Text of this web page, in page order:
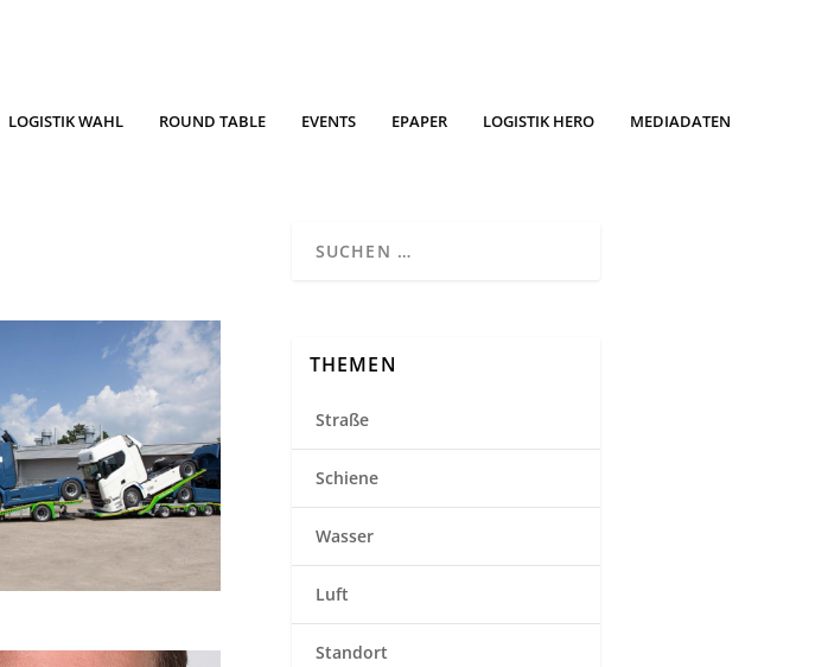
LOGISTIK WAHL ROUND TABLE EVENTS EPAPER LOGISTIK HERO MEDIADATEN
THEMEN
Straße
Schiene
Wasser
Luft
Standort